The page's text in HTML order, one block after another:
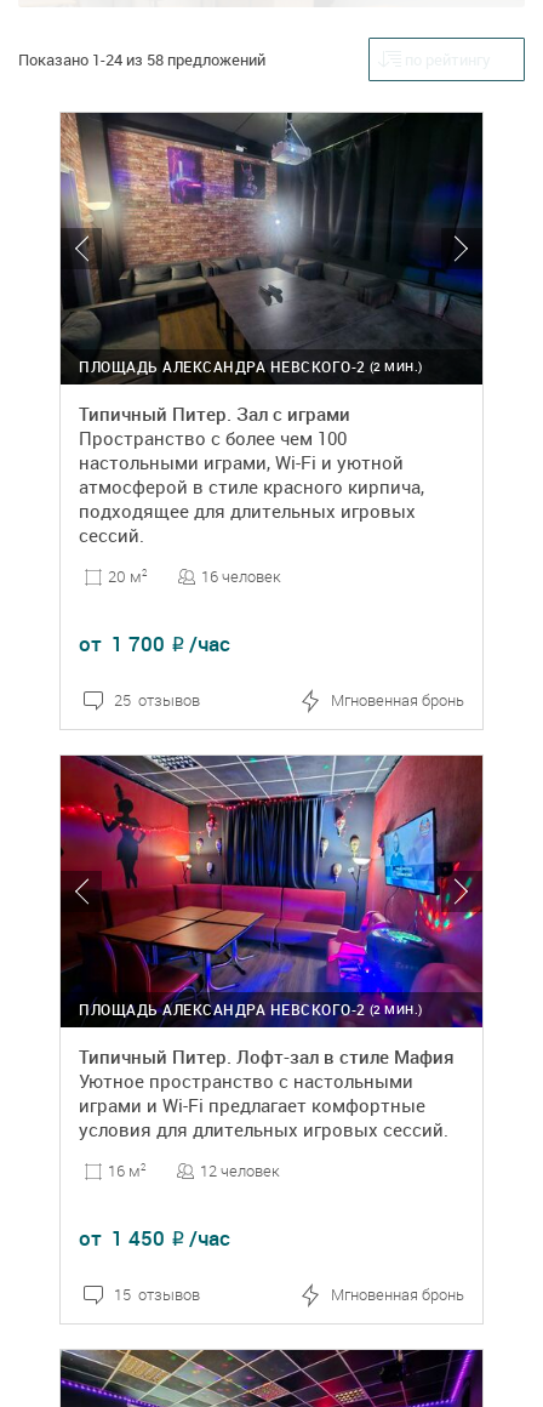
Показано 1-24 из 58 предложений
(2 МИН.)
ПЛОЩАДЬ АЛЕКСАНДРА НЕВСКОГО-2
Типичный Питер. Зал с играми
Пространство с более чем 100
настольными играми, Wi-Fi и уютной
атмосферой в стиле красного кирпича,
подходящее для длительных игровых
сессий.
20 м2 16 человек
от 1 700 ₽ /час
25 отзывов Мгновенная бронь
(2 МИН.)
ПЛОЩАДЬ АЛЕКСАНДРА НЕВСКОГО-2
Типичный Питер. Лофт-зал в стиле Мафия
Уютное пространство с настольными
играми и Wi-Fi предлагает комфортные
условия для длительных игровых сессий.
16 м2 12 человек
от 1 450 ₽ /час
15 отзывов Мгновенная бронь